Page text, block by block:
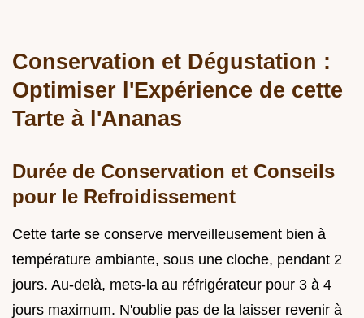
Conservation et Dégustation :
Optimiser l'Expérience de cette
Tarte à l'Ananas
Durée de Conservation et Conseils
pour le Refroidissement
Cette tarte se conserve merveilleusement bien à
température ambiante, sous une cloche, pendant 2
jours. Au-delà, mets-la au réfrigérateur pour 3 à 4
jours maximum. N'oublie pas de la laisser revenir à